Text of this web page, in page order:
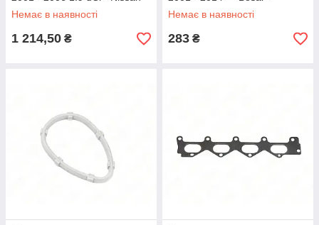
(Оригінал) - 11121-00Q0A
Немає в наявності
1 214,50 ₴
BOS256-851
Немає в наявності
283 ₴